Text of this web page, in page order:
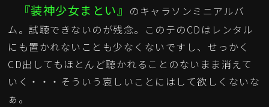
『装神少女まとい』 のキャラソンミニアルバ
ム。試聴できないのが残念。このテのCDはレンタル
にも置かれないことも少なくないですし、せっかく
CD出してもほとんど聴かれることのないまま消えて
いく・・・そういう哀しいことにはして欲しくないな
ぁ。